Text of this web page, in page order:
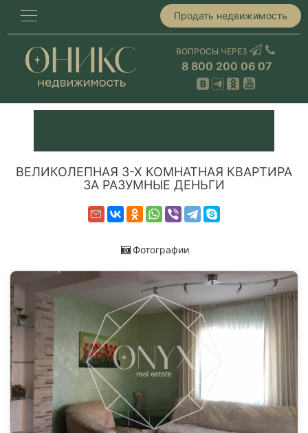
Продать недвижимость
ВОПРОСЫ ЧЕРЕЗ
8 800 200 06 07
ВЕЛИКОЛЕПНАЯ 3-Х КОМНАТНАЯ КВАРТИРА
ЗА РАЗУМНЫЕ ДЕНЬГИ
Фотографии